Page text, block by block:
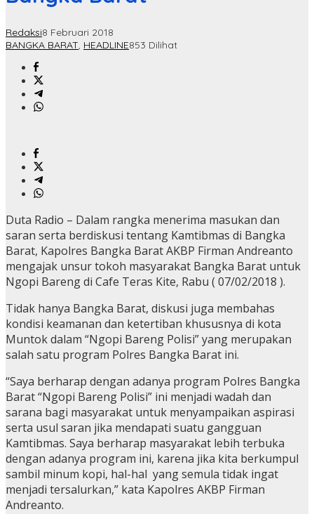
Redaksi8 Februari 2018
BANGKA BARAT, HEADLINE853 Dilihat
Duta Radio – Dalam rangka menerima masukan dan
saran serta berdiskusi tentang Kamtibmas di Bangka
Barat, Kapolres Bangka Barat AKBP Firman Andreanto
mengajak unsur tokoh masyarakat Bangka Barat untuk
Ngopi Bareng di Cafe Teras Kite, Rabu ( 07/02/2018 ).
Tidak hanya Bangka Barat, diskusi juga membahas
kondisi keamanan dan ketertiban khususnya di kota
Muntok dalam “Ngopi Bareng Polisi” yang merupakan
salah satu program Polres Bangka Barat ini.
“Saya berharap dengan adanya program Polres Bangka
Barat “Ngopi Bareng Polisi” ini menjadi wadah dan
sarana bagi masyarakat untuk menyampaikan aspirasi
serta usul saran jika mendapati suatu gangguan
Kamtibmas. Saya berharap masyarakat lebih terbuka
dengan adanya program ini, karena jika kita berkumpul
sambil minum kopi, hal-hal yang semula tidak ingat
menjadi tersalurkan,” kata Kapolres AKBP Firman
Andreanto.